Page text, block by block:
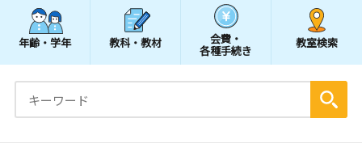
年齢・学年 教科・教材 会費・
各種手続き
教室検索